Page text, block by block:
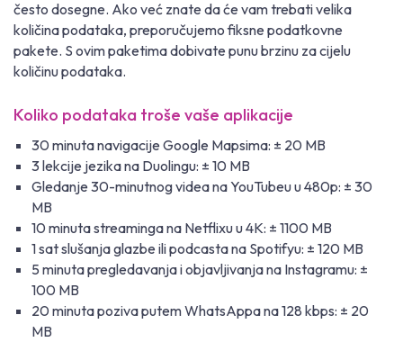
često dosegne. Ako već znate da će vam trebati velika
količina podataka, preporučujemo fiksne podatkovne
pakete. S ovim paketima dobivate punu brzinu za cijelu
količinu podataka.
Koliko podataka troše vaše aplikacije
30 minuta navigacije Google Mapsima: ± 20 MB
3 lekcije jezika na Duolingu: ± 10 MB
Gledanje 30-minutnog videa na YouTubeu u 480p: ± 30
MB
10 minuta streaminga na Netflixu u 4K: ± 1100 MB
1 sat slušanja glazbe ili podcasta na Spotifyu: ± 120 MB
5 minuta pregledavanja i objavljivanja na Instagramu: ±
100 MB
20 minuta poziva putem WhatsAppa na 128 kbps: ± 20
MB